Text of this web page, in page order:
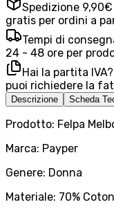
Spedizione 9,90€
gratis per ordini a
Tempi di
24 - 48 ore per
Hai la partita IVA?
puoi richiedere la
Descrizione Scheda
Prodotto: Felpa
Marca: Payper
Genere: Donna
Materiale: 70%